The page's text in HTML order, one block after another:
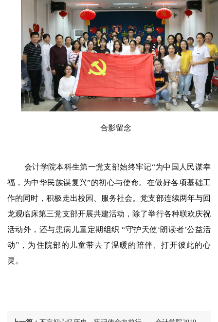
合影留念
会计学院本科生第一党支部始终牢记“为中国人民谋幸
福，为中华民族谋复兴”的初心与使命。在做好各项基础工
作的同时，积极走出校园、服务社会。党支部连续两年与回
龙观临床第三党支部开展共建活动，除了举行各种联欢庆祝
活动外，还与患病儿童定期组织 “守护天使‘朗读者’公益活
动”，为住院部的儿童带去了温暖的陪伴、打开彼此的心
灵。